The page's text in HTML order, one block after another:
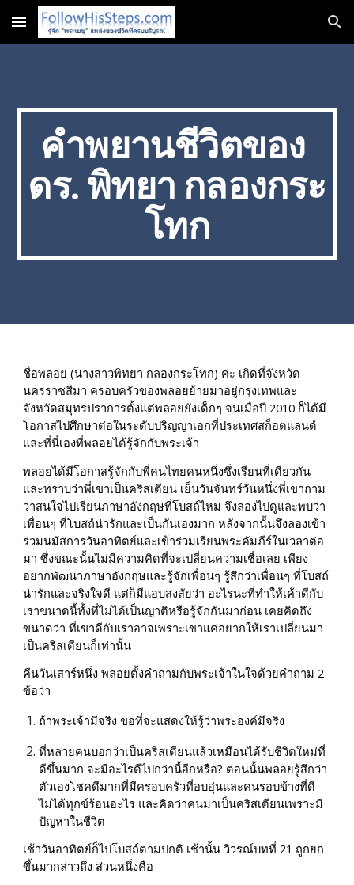
Skip to main content Skip to navigation
คำพยานชีวิตของ
ดร. พิทยา กลองกระ
โทก
ชื่อพลอย (นางสาวพิทยา กลองกระโทก) ค่ะ เกิดที่จังหวัด
นครราชสีมา ครอบครัวของพลอยย้ายมาอยู่กรุงเทพและ
จังหวัดสมุทรปราการตั้งแต่พลอยยังเด็กๆ จนเมื่อปี 2010 ก็ได้มี
โอกาสไปศึกษาต่อในระดับปริญญาเอกที่ประเทศสก็อตแลนด์
และที่นี่เองที่พลอยได้รู้จักกับพระเจ้า
พลอยได้มีโอกาสรู้จักกับพี่คนไทยคนหนึ่งซึ่งเรียนที่เดียวกัน
และทราบว่าพี่เขาเป็นคริสเตียน เย็นวันจันทร์วันหนึ่งพี่เขาถาม
ว่าสนใจไปเรียนภาษาอังกฤษที่โบสถ์ไหม จึงลองไปดูและพบว่า
เพื่อนๆ ที่โบสถ์น่ารักและเป็นกันเองมาก หลังจากนั้นจึงลองเข้า
ร่วมนมัสการวันอาทิตย์และเข้าร่วมเรียนพระคัมภีร์ในเวลาต่อ
มา ซึ่งขณะนั้นไม่มีความคิดที่จะเปลี่ยนความเชื่อเลย เพียง
อยากพัฒนาภาษาอังกฤษและรู้จักเพื่อนๆ รู้สึกว่าเพื่อนๆ ที่โบสถ์
น่ารักและจริงใจดี แต่ก็มีแอบสงสัยว่า อะไรนะที่ทำให้เค้าดีกับ
เราขนาดนี้ทั้งที่ไม่ได้เป็นญาติหรือรู้จักกันมาก่อน เคยคิดถึง
ขนาดว่า ที่เขาดีกับเราอาจเพราะเขาแค่อยากให้เราเปลี่ยนมา
เป็นคริสเตียนก็เท่านั้น
คืนวันเสาร์หนึ่ง พลอยตั้งคำถามกับพระเจ้าในใจด้วยคำถาม 2
ข้อว่า
ถ้าพระเจ้ามีจริง ขอที่จะแสดงให้รู้ว่าพระองค์มีจริง
ที่หลายคนบอกว่าเป็นคริสเตียนแล้วเหมือนได้รับชีวิตใหม่ที่
ดีขึ้นมาก จะมีอะไรดีไปกว่านี้อีกหรือ? ตอนนั้นพลอยรู้สึกว่า
ตัวเองโชคดีมากที่มีครอบครัวที่อบอุ่นและคนรอบข้างที่ดี
ไม่ได้ทุกข์ร้อนอะไร และคิดว่าคนมาเป็นคริสเตียนเพราะมี
ปัญหาในชีวิต
เช้าวันอาทิตย์ก็ไปโบสถ์ตามปกติ เช้านั้น วิวรณ์บทที่ 21 ถูกยก
ขึ้นมากล่าวถึง ส่วนหนึ่งคือ